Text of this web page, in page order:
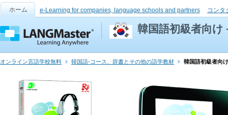
ホーム e-Learning for companies, language schools and partners コンタ
韓国語初級者向
オンライン言語学校無料 韓国語-コース、辞書とその他の語学教材 韓国語初級者向